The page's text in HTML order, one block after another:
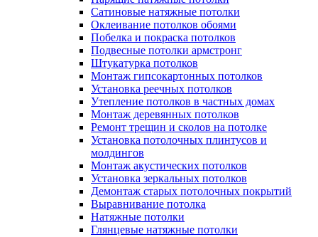
Сатиновые натяжные потолки
Оклеивание потолков обоями
Побелка и покраска потолков
Подвесные потолки армстронг
Штукатурка потолков
Монтаж гипсокартонных потолков
Установка реечных потолков
Утепление потолков в частных домах
Монтаж деревянных потолков
Ремонт трещин и сколов на потолке
Установка потолочных плинтусов и
молдингов
Монтаж акустических потолков
Установка зеркальных потолков
Демонтаж старых потолочных покрытий
Выравнивание потолка
Натяжные потолки
Глянцевые натяжные потолки